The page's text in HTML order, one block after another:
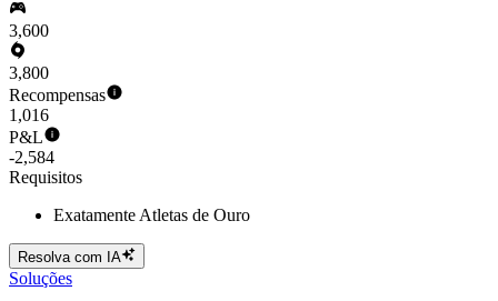
3,600
3,800
Recompensas
1,016
P&L
-2,584
Requisitos
Exatamente Atletas de Ouro
Resolva com IA
Soluções